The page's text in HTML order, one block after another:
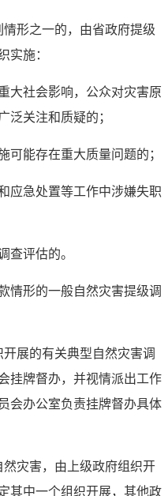
形之一的，由省政府提级
实施：
大社会影响，公众对灾害原
泛关注和质疑的；
可能存在重大质量问题的；
应急处置等工作中涉嫌失职
查评估的。
情形的一般自然灾害提级调
展的有关典型自然灾害调
挂牌督办，并视情派出工作
会办公室负责挂牌督办具体
灾害，由上级政府组织开
其中一个组织开展，其他政